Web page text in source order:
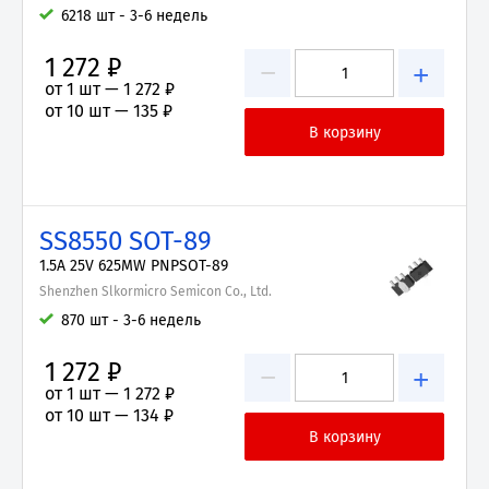
6218 шт - 3-6 недель
− +
1 272 ₽
от 1 шт — 1 272 ₽
от 10 шт — 135 ₽
SS8550 SOT-89
1.5A 25V 625MW PNPSOT-89
Shenzhen Slkormicro Semicon Co., Ltd.
870 шт - 3-6 недель
− +
1 272 ₽
от 1 шт — 1 272 ₽
от 10 шт — 134 ₽